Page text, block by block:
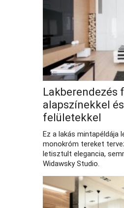
Lakberendezés
alapszínekkel
felületekkel
Ez a lakás mintapéldája
monokróm tereket
letisztult elegancia,
Widawsky Studio.